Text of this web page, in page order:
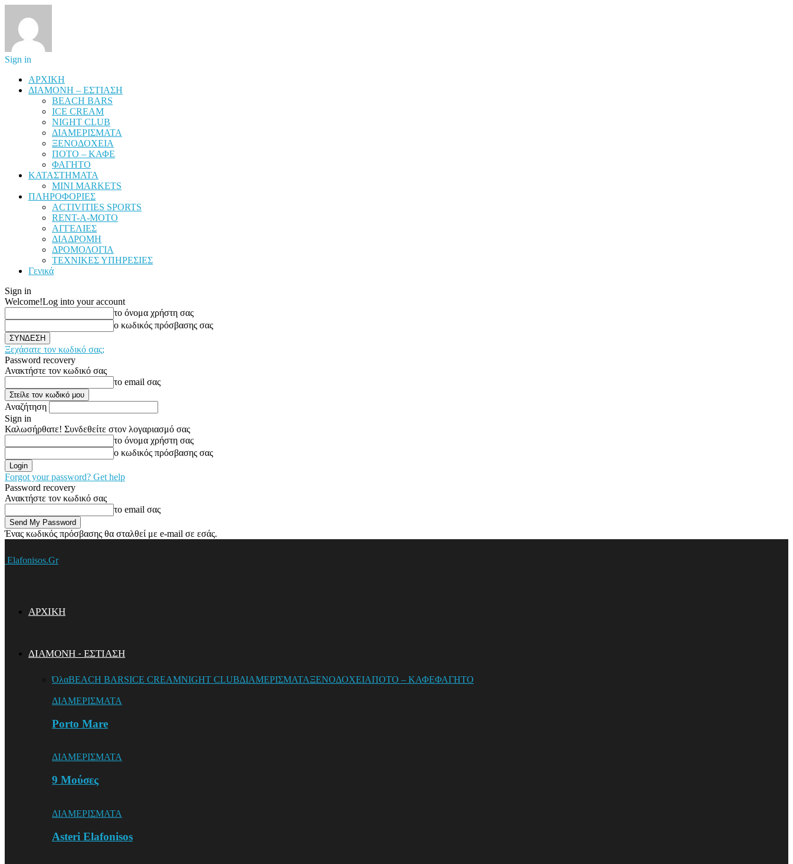
Sign in
ΑΡΧΙΚΗ
ΔΙΑΜΟΝΗ – ΕΣΤΙΑΣΗ
BEACH BARS
ICE CREAM
NIGHT CLUB
ΔΙΑΜΕΡΙΣΜΑΤΑ
ΞΕΝΟΔΟΧΕΙΑ
ΠΟΤΟ – ΚΑΦΕ
ΦΑΓΗΤΟ
ΚΑΤΑΣΤΗΜΑΤΑ
MINI MARKETS
ΠΛΗΡΟΦΟΡΙΕΣ
ACTIVITIES SPORTS
RENT-A-MOTO
ΑΓΓΕΛΙΕΣ
ΔΙΑΔΡΟΜΗ
ΔΡΟΜΟΛΟΓΙΑ
ΤΕΧΝΙΚΕΣ ΥΠΗΡΕΣΙΕΣ
Γενικά
Sign in
Welcome!Log into your account
το όνομα χρήστη σας
ο κωδικός πρόσβασης σας
Ξεχάσατε τον κωδικό σας;
Password recovery
Ανακτήστε τον κωδικό σας
το email σας
Αναζήτηση
Sign in
Καλωσήρθατε! Συνδεθείτε στον λογαριασμό σας
το όνομα χρήστη σας
ο κωδικός πρόσβασης σας
Forgot your password? Get help
Password recovery
Ανακτήστε τον κωδικό σας
το email σας
Ένας κωδικός πρόσβασης θα σταλθεί με e-mail σε εσάς.
Elafonisos.Gr
ΑΡΧΙΚΗ
ΔΙΑΜΟΝΗ – ΕΣΤΙΑΣΗ
ΌλαBEACH BARSICE CREAMNIGHT CLUBΔΙΑΜΕΡΙΣΜΑΤΑΞΕΝΟΔΟΧΕΙΑΠΟΤΟ – ΚΑΦΕΦΑΓΗΤΟ
ΔΙΑΜΕΡΙΣΜΑΤΑ
Porto Mare
ΔΙΑΜΕΡΙΣΜΑΤΑ
9 Mούσες
ΔΙΑΜΕΡΙΣΜΑΤΑ
Asteri Elafonisos